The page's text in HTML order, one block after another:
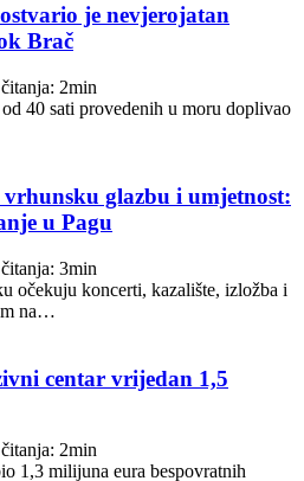
je nevjerojatan
Brač
2min
40 sati provedenih u moru doplivao
glazbu i umjetnost:
u Pagu
3min
očekuju koncerti, kazalište, izložba i
na…
centar vrijedan 1,5
2min
1,3 milijuna eura bespovratnih